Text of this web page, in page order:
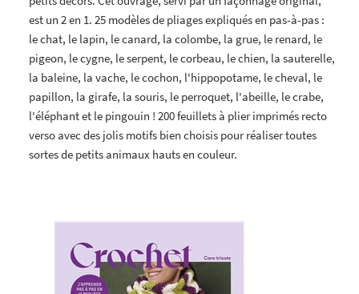
est un 2 en 1. 25 modèles de pliages expliqués en pas-à-pas :
le chat, le lapin, le canard, la colombe, la grue, le renard, le
pigeon, le cygne, le serpent, le corbeau, le chien, la sauterelle,
la baleine, la vache, le cochon, l'hippopotame, le cheval, le
papillon, la girafe, la souris, le perroquet, l'abeille, le crabe,
l'éléphant et le pingouin ! 200 feuillets à plier imprimés recto
verso avec des jolis motifs bien choisis pour réaliser toutes
sortes de petits animaux hauts en couleur.